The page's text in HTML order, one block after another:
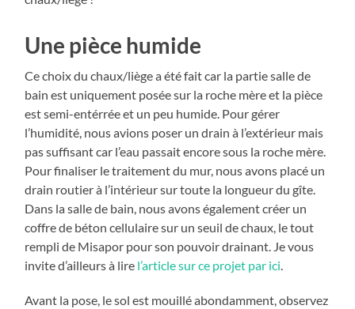
Une pièce humide
Ce choix du chaux/liège a été fait car la partie salle de
bain est uniquement posée sur la roche mère et la pièce
est semi-entérrée et un peu humide. Pour gérer
l’humidité, nous avions poser un drain à l’extérieur mais
pas suffisant car l’eau passait encore sous la roche mère.
Pour finaliser le traitement du mur, nous avons placé un
drain routier à l’intérieur sur toute la longueur du gîte.
Dans la salle de bain, nous avons également créer un
coffre de béton cellulaire sur un seuil de chaux, le tout
rempli de Misapor pour son pouvoir drainant. Je vous
invite d’ailleurs à lire l’article sur ce projet par ici
Avant la pose, le sol est mouillé abondamment, observez